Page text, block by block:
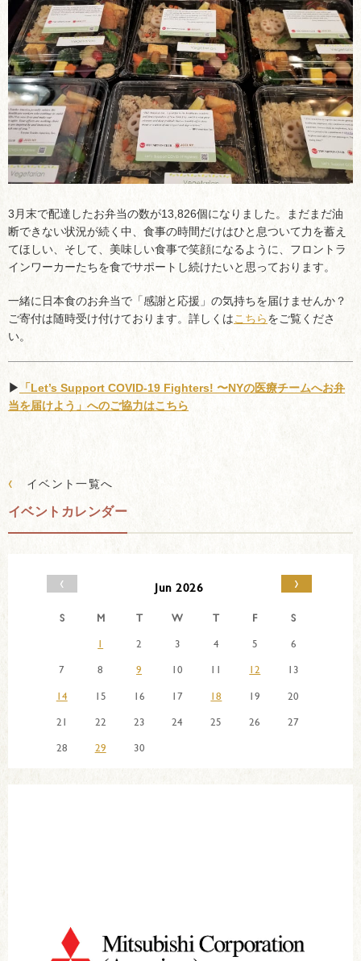
3月末で配達したお弁当の数が13,826個になりました。
まだまだ油
断できない状況が続く中、食事の時間だけはひと息ついて力を蓄え
てほしい、そして、美味しい食事で笑顔になるように、フロントラ
インワーカーたちを食でサポートし続けたいと思っております。
一緒に日本食のお弁当で「感謝と応援」の気持ちを届けませんか？
ご寄付は随時受け付けております。詳しくはこちらをご覧くださ
い。
▶︎
「Let’s Support COVID-19 Fighters! 〜NYの医療チームへお弁
当を届けよう」へのご協力はこちら
‹ イベント一覧へ
イベントカレンダー
‹ Jun 2026 ›
S M T W T F
S
1
2 3 4 5
6
7
8 9 10 11 12
13
14
15 16 17 18 19
20
21
22 23 24 25 26
27
28
29 30